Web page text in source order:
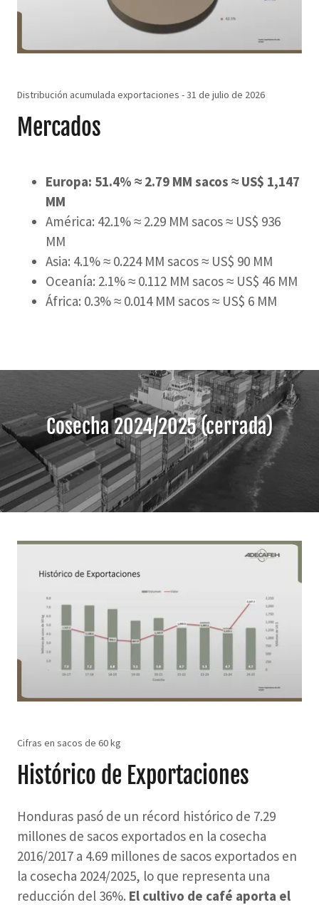
Distribución acumulada exportaciones - 31 de julio de 2026
Mercados
Europa: 51.4% ≈ 2.79 MM sacos ≈ US$ 1,147
MM
América: 42.1% ≈ 2.29 MM sacos ≈ US$ 936
MM
Asia: 4.1% ≈ 0.224 MM sacos ≈ US$ 90 MM
Oceanía: 2.1% ≈ 0.112 MM sacos ≈ US$ 46 MM
África: 0.3% ≈ 0.014 MM sacos ≈ US$ 6 MM
Cosecha 2024/2025 (cerrada)
Cifras en sacos de 60 kg
Histórico de Exportaciones
Honduras pasó de un récord histórico de 7.29
millones de sacos exportados en la cosecha
2016/2017 a 4.69 millones de sacos exportados en
la cosecha 2024/2025, lo que representa una
reducción del 36%. El cultivo de café aporta el